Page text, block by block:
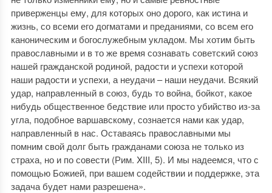
приверженцы ему, для которых оно дорого, как истина и
жизнь, со всеми его догматами и преданиями, со всем его
каноническим и богослужебным укладом. Мы хотим быть
православными и в то же время сознавать советский союз
нашей гражданской родиной, радости и успехи которой
наши радости и успехи, а неудачи – наши неудачи. Всякий
удар, направленный в союз, будь то война, бойкот, какое
нибудь общественное бедствие или просто убийство из-за
угла, подобное варшавскому, сознается нами как удар,
направленный в нас. Оставаясь православными мы
помним свой долг быть гражданами союза не только из
страха, но и по совести (Рим. XIII, 5). И мы надеемся, что с
помощью Божией, при вашем содействии и поддержке, эта
задача будет нами разрешена».